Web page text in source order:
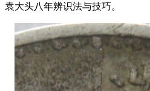
袁大头八年辨识法与技巧。